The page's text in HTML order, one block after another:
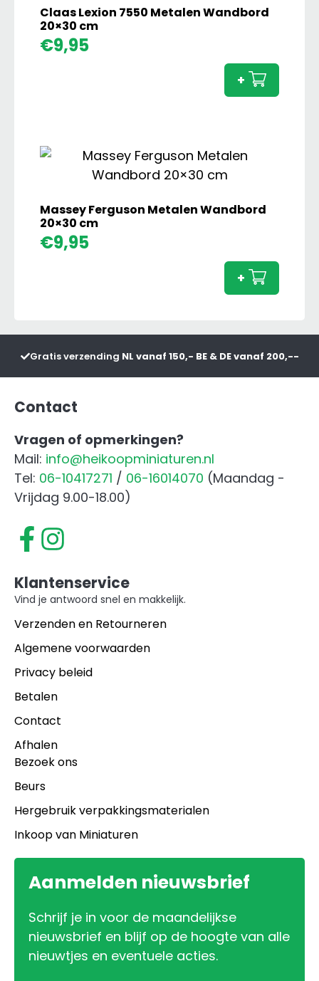
Claas Lexion 7550 Metalen Wandbord
20×30 cm
€9,95
+
Massey Ferguson Metalen Wandbord
20×30 cm
€9,95
cm
aantal
+
Gratis verzending NL vanaf 150,- BE & DE vanaf 200,--
Contact
Vragen of opmerkingen?
Mail: info@heikoopminiaturen.nl
Tel: 06-10417271 / 06-16014070 (Maandag -
Vrijdag 9.00-18.00)
Klantenservice
Vind je antwoord snel en makkelijk.
Verzenden en Retourneren
Algemene voorwaarden
Privacy beleid
Betalen
Contact
Afhalen
Bezoek ons
Beurs
Hergebruik verpakkingsmaterialen
Inkoop van Miniaturen
Aanmelden nieuwsbrief
Schrijf je in voor de maandelijkse
nieuwsbrief en blijf op de hoogte van alle
nieuwtjes en eventuele acties.